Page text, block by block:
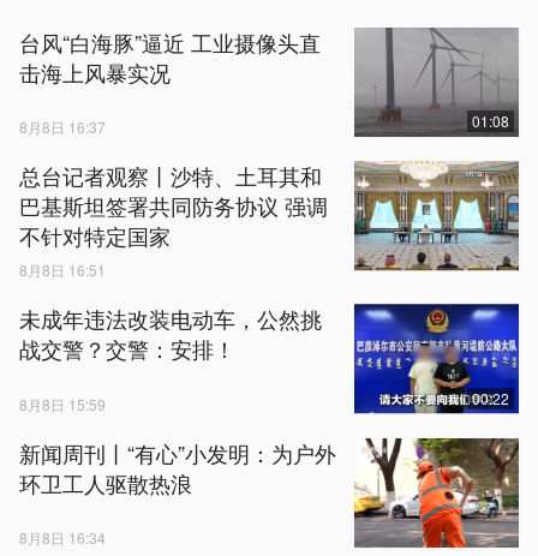
台风“白海豚”逼近 工业摄像头直
击海上风暴实况
8月8日 16:37 01:08
总台记者观察丨沙特、土耳其和
巴基斯坦签署共同防务协议 强调
不针对特定国家
8月8日 16:51
未成年违法改装电动车，公然挑
战交警？交警：安排！
8月8日 15:59 00:22
新闻周刊丨“有心”小发明：为户外
环卫工人驱散热浪
8月8日 16:34